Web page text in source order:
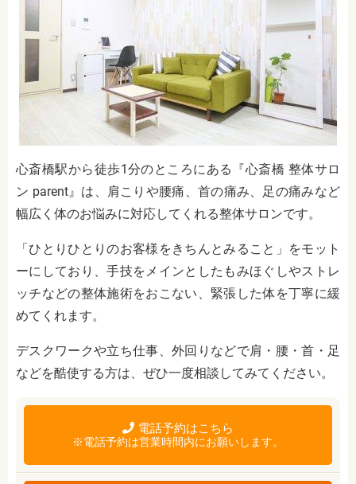
心斎橋駅から徒歩1分のところにある『心斎橋 整体サロ
ン parent』は、肩こりや腰痛、首の痛み、足の痛みなど
幅広く体のお悩みに対応してくれる整体サロンです。
「ひとりひとりのお客様をきちんとみること」をモット
ーにしており、手技をメインとしたもみほぐしやストレ
ッチなどの整体施術をおこない、緊張した体を丁寧に緩
めてくれます。
デスクワークや立ち仕事、外回りなどで肩・腰・首・足
などを酷使する方は、ぜひ一度相談してみてください。
電話予約はこちら
※電話予約は営業時間内にお願いします。